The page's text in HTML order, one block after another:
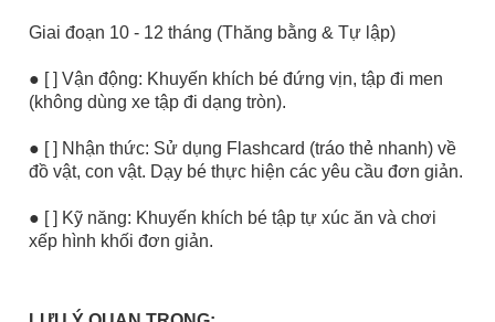
Giai đoạn 10 - 12 tháng (Thăng bằng & Tự lập)
● [ ] Vận động: Khuyến khích bé đứng vịn, tập đi men
(không dùng xe tập đi dạng tròn).
● [ ] Nhận thức: Sử dụng Flashcard (tráo thẻ nhanh) về
đồ vật, con vật. Dạy bé thực hiện các yêu cầu đơn giản.
● [ ] Kỹ năng: Khuyến khích bé tập tự xúc ăn và chơi
xếp hình khối đơn giản.